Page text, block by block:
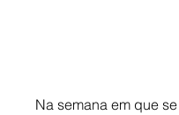
Na semana em que